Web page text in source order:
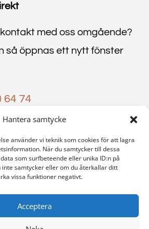
Hantera samtycke
använder vi teknik som cookies för att lagra
När du samtycker till dessa
som surfbeteende eller unika ID:n på
inte samtycker eller om du återkallar ditt
vissa funktioner negativt.
Acceptera
med oss omgående?
så öppnas ett nytt fönster
64 74